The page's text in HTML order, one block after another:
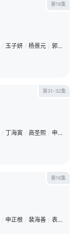
第16集
/ 玉子妍 / 杨景元 / 郭东延
第31-32集
/ 丁海寅 / 高圣熙 / 申在河
第16集
/ 申正根 / 裴海善 / 表志勋